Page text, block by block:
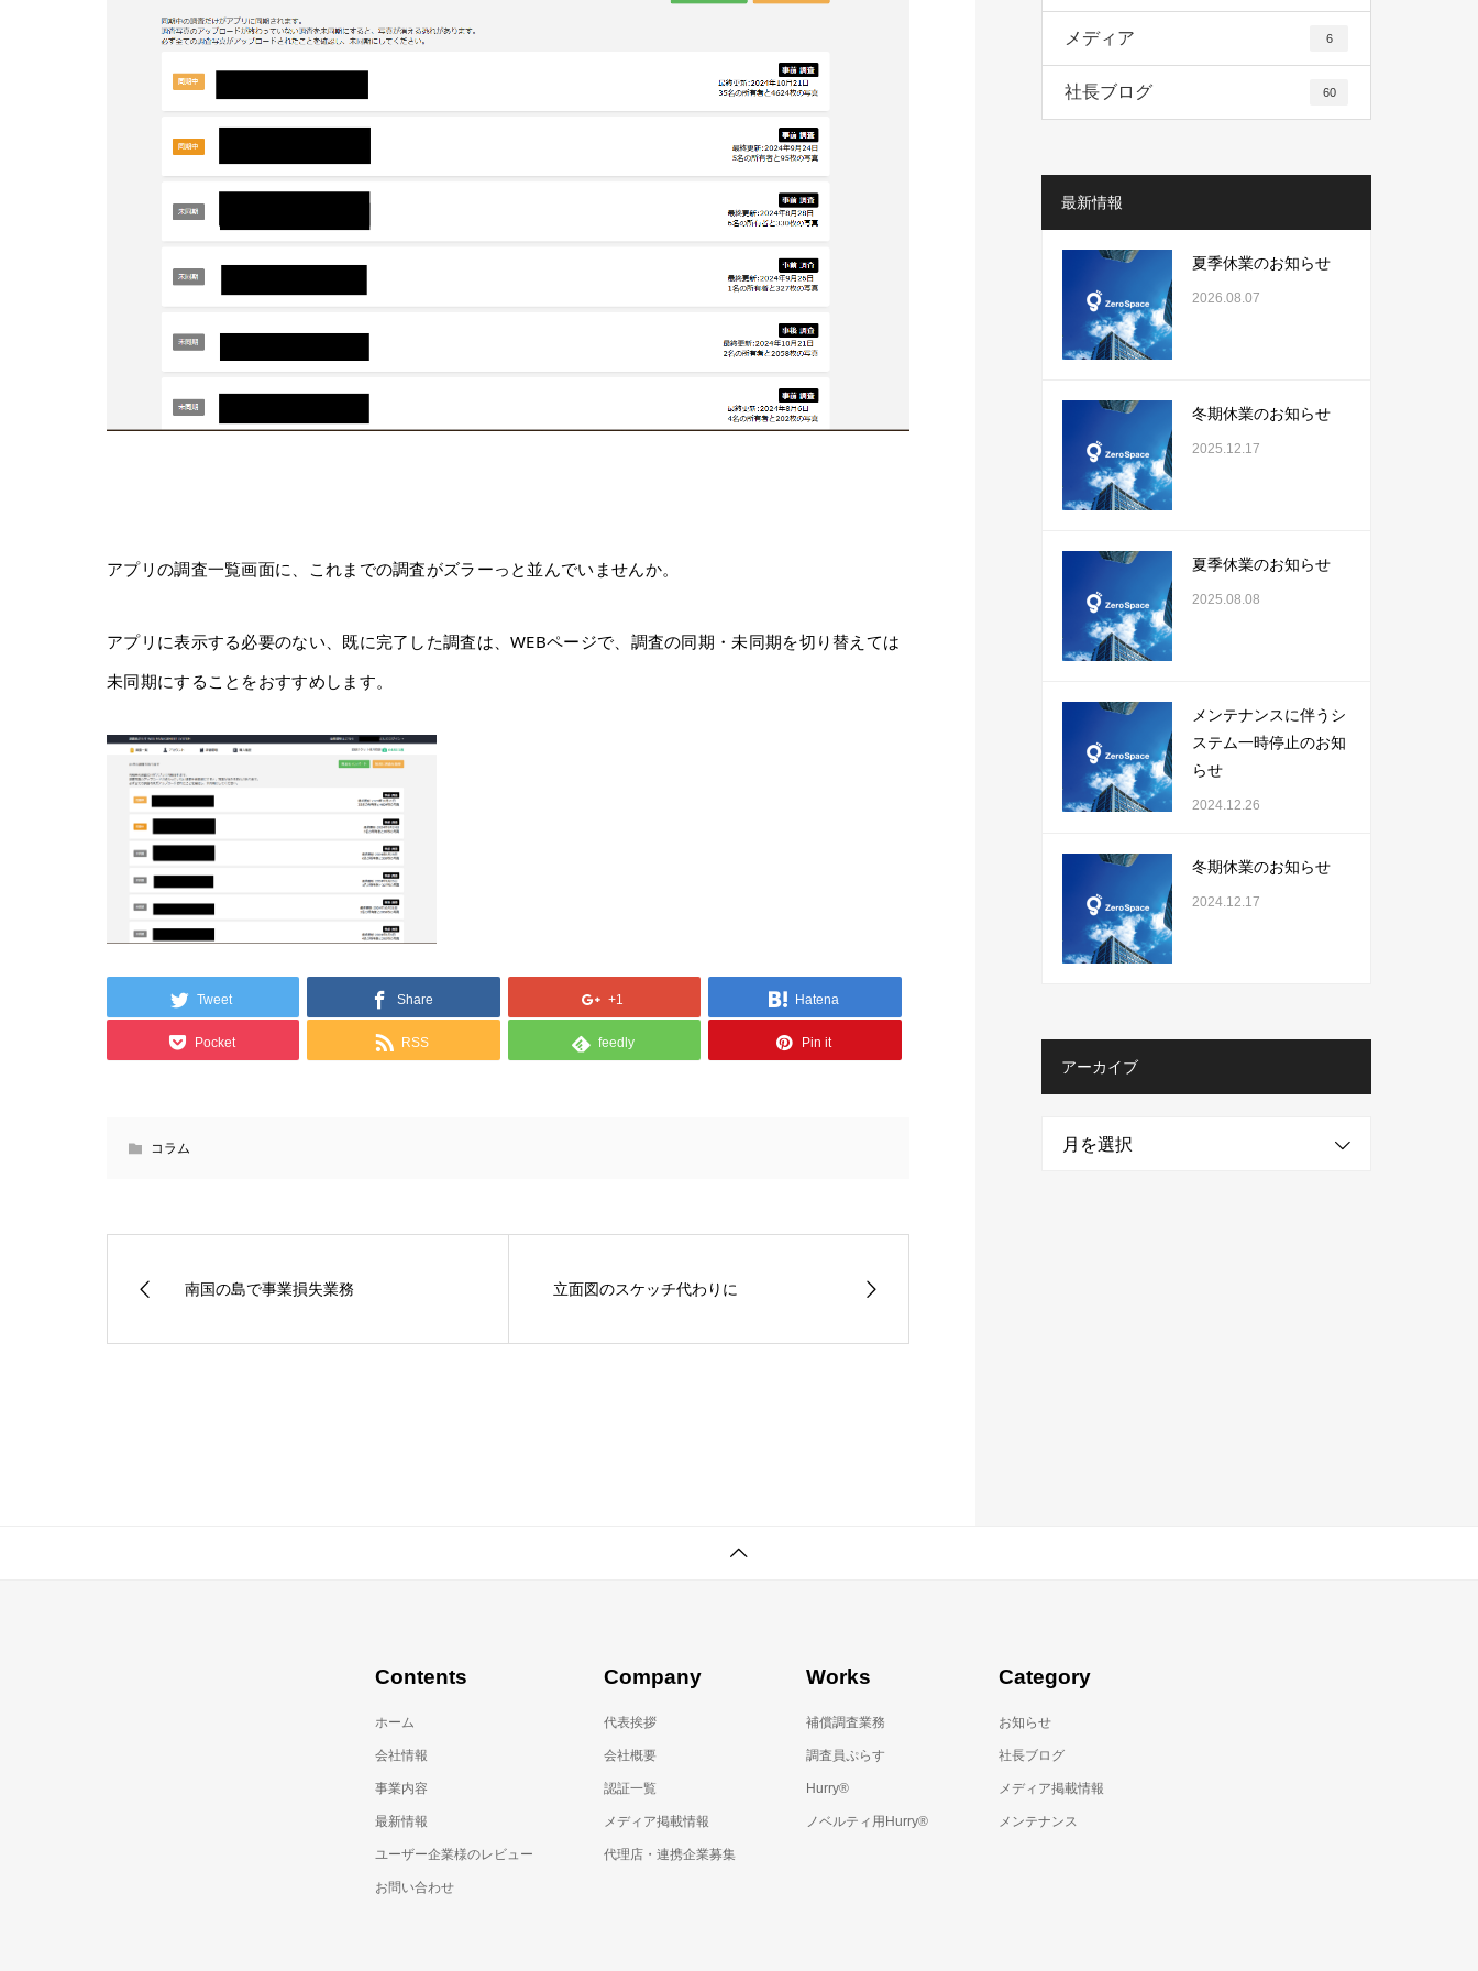
アプリの調査一覧画面に、これまでの調査がズラーっと並んでいませんか。
アプリに表示する必要のない、既に完了した調査は、WEBページで、調査の同期・未同期を切り替えては
未同期にすることをおすすめします。
Tweet Share +1 Hatena
Pocket RSS feedly Pin it
コラム
南国の島で事業損失業務 立面図のスケッチ代わりに
メディア 6
社長ブログ 60
最新情報
夏季休業のお知らせ
2026.08.07
冬期休業のお知らせ
2025.12.17
夏季休業のお知らせ
2025.08.08
メンテナンスに伴うシ
ステム一時停止のお知
らせ
2024.12.26
冬期休業のお知らせ
2024.12.17
アーカイブ
月を選択
Contents
ホーム
会社情報
事業内容
最新情報
ユーザー企業様のレビュー
お問い合わせ
Company
代表挨拶
会社概要
認証一覧
メディア掲載情報
代理店・連携企業募集
Works
補償調査業務
調査員ぷらす
Hurry®
ノベルティ用Hurry®
Category
お知らせ
社長ブログ
メディア掲載情報
メンテナンス